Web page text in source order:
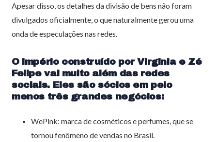
Apesar disso, os detalhes da divisão de bens não foram
divulgados oficialmente, o que naturalmente gerou uma
onda de especulações nas redes.
O império construído por Virginia e Zé
Felipe vai muito além das redes
sociais. Eles são sócios em pelo
menos três grandes negócios:
WePink: marca de cosméticos e perfumes, que se
tornou fenômeno de vendas no Brasil.